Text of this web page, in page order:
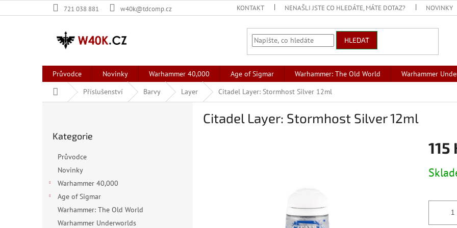
na
721 038 881 w40k@tdcomp.cz KONTAKT NENAŠLI JSTE CO HLEDÁTE, MÁTE DOTAZ? NOVINKY
HLEDAT
Průvodce Novinky Warhammer 40,000 Age of Sigmar Warhammer: The Old World Warhammer
Domů
Příslušenství Barvy Layer Citadel Layer: Stormhost Silver 12ml
kategorie
Kategorie
Průvodce
Novinky
Warhammer 40,000
Age of Sigmar
Warhammer: The Old World
Warhammer Underworlds
Citadel Layer: Stormhost Silver 12ml
115
cena: